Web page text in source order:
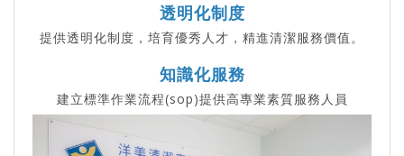
透明化制度
提供透明化制度，培育優秀人才，精進清潔服務價值。
知識化服務
建立標準作業流程(sop)提供高專業素質服務人員